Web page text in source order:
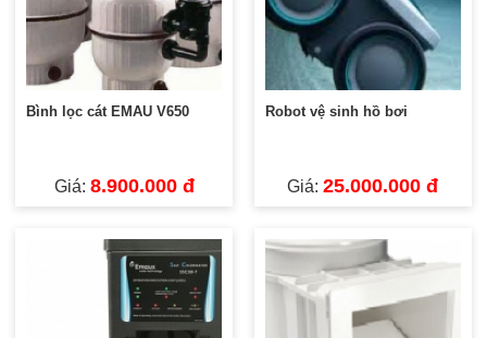
Bình lọc cát EMAU V650
Giá: 8.900.000 đ
Robot vệ sinh hồ bơi
Giá:25.000.000 đ